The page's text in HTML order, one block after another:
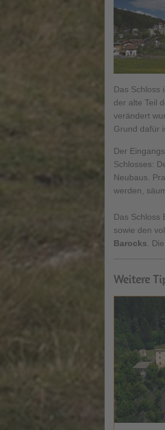
Das Schloss
der alte Teil
verändert
Grund dafür
Der
Schlosses:
Neubaus.
werden,
Das Schloss
sowie den
Barocks .
Weitere